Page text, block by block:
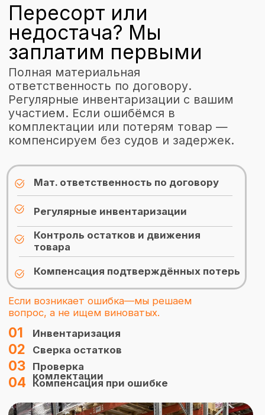
Не робот и не бот, а
живой персональный
менеджер
ПЕРСОНАЛЬНЫЙ МЕНЕДЖЕР
согласование
Контроль на
всех этапах
Всегда на
Закреплённый
ваш бизнес и ваш
Без переадресаций
Без роботов и ботов
Без потери информации
очередей и долгих
ожиданий
От приёмки до
Прямой контакт:
как вам удобно
Закреплённый сотрудник отвечает
за ваш товар от приёмки до
отгрузки. Согласование операций,
сверка остатков, срочные задачи—
только вы и ваш менеджер. Без